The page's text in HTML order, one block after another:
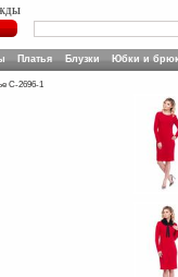
Платья Блузки Юбки и
C-2696-1